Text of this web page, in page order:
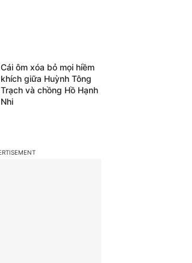
Cái ôm xóa bỏ mọi hiềm
khích giữa Huỳnh Tông
Trạch và chồng Hồ Hạnh
Nhi